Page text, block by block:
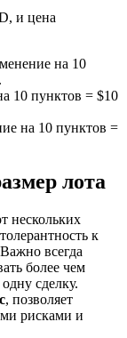
и цена
на 10
10 пунктов = $10
на 10 пунктов =
лота
нескольких
к
всегда
более чем
сделку.
, позволяет
рисками и